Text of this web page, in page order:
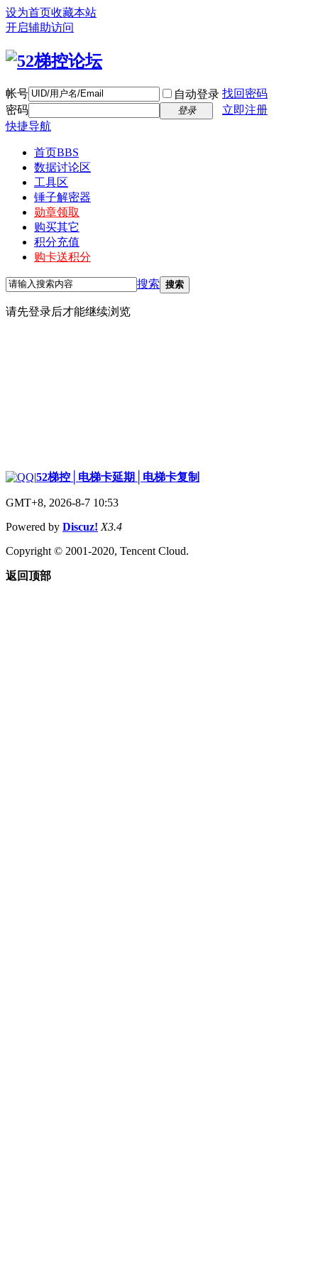
设为首页收藏本站
开启辅助访问
帐号 自动登录 找回密码
密码
登录
立即注册
快捷导航
首页BBS
数据讨论区
工具区
锤子解密器
勋章领取
购买其它
积分充值
购卡送积分
搜索 搜索
请先登录后才能继续浏览
|52梯控│电梯卡延期│电梯卡复制
GMT+8, 2026-8-7 10:53
Powered by Discuz! X3.4
Copyright © 2001-2020, Tencent Cloud.
返回顶部